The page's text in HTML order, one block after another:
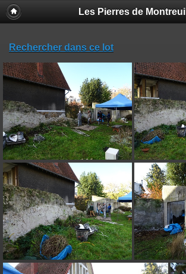
Les Pierres de Montreuil
Rechercher dans ce lot